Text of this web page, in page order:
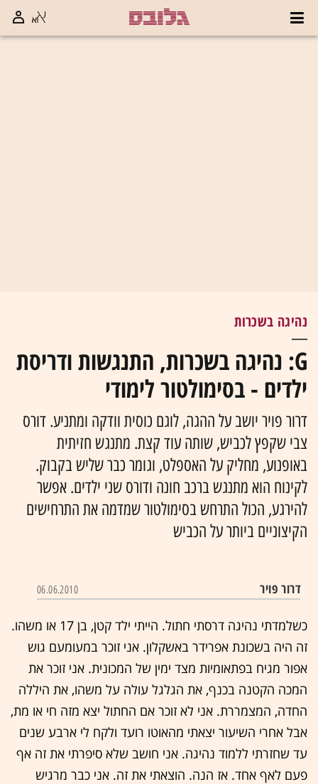
נהיגה בשכרות
G: נהיגה בשכרות, התנגשות ודריסת
ילדים - בסימולטור לימודי
דרור פויר יושב על ההגה, לוגם כוסית וודקה ומתניע. דורס
צבי שקפץ לכביש, שותה עוד קצת. מתנגש חזיתית
באופנוע, מחליק על האספלט, וגומר כבר שליש בקבוק.
לקינוח הוא מתנגש ברכב חונה ודורס שני ילדים. אפשר
להירגע, הכול התרחש בסימולטור שמדמה את התרחישים
הקיצוניים ביותר על הכביש
דרור פויר 06.06.2010
כשלמדתי נהיגה דרסתי חתול. הייתי ילד קטן, בן 17 או משהו.
זה היה בשכונת אפרידר באשקלון. אני זוכר במעומעם גוש
אפור מגיח בפתאומיות מצד ימין של המכונית. אני זוכר את
המכה הקטנה בכנף, את הגלגל עולה על משהו, את היללה
החדה, המצמררת. אני לא זוכר אם החתול יצא מזה חי או מת,
אבל אחרי השיעור יצאתי מהאוטו רועד ולקח לי ארבע שנים
עד שחזרתי ללמוד נהיגה. אני חושב שלא סיפרתי את זה אף
פעם לאף אחד. אז הנה. הוצאתי את זה. אני כבר מרגיש